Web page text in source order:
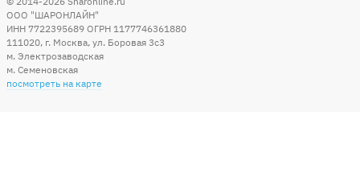
ООО "ШАРОНЛАЙН"
ИНН 7722395689 ОГРН 1177746361880
111020, г. Москва, ул. Боровая 3c3
м. Электрозаводская
м. Семеновская
посмотреть на карте